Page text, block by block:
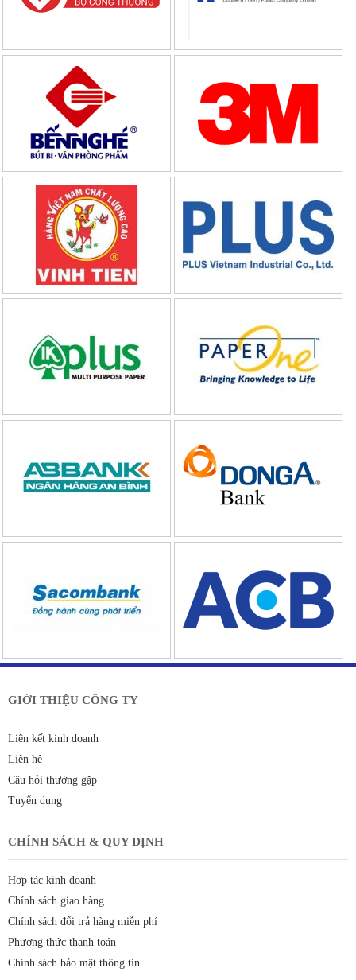
GIỚI THIỆU CÔNG TY
Liên kết kinh doanh
Liên hệ
Câu hỏi thường gặp
Tuyển dụng
CHÍNH SÁCH & QUY ĐỊNH
Hợp tác kinh doanh
Chính sách giao hàng
Chính sách đổi trả hàng miễn phí
Phương thức thanh toán
Chính sách bảo mật thông tin